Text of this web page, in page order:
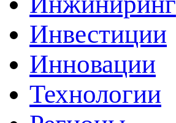
Инвестиции
Инновации
Технологии